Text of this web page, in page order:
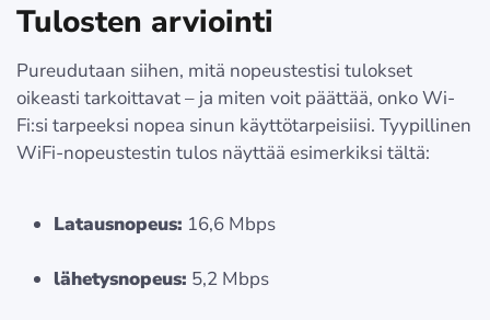
Tulosten arviointi
Pureudutaan siihen, mitä nopeustestisi tulokset
oikeasti tarkoittavat – ja miten voit päättää, onko Wi-
Fi:si tarpeeksi nopea sinun käyttötarpeisiisi. Tyypillinen
WiFi-nopeustestin tulos näyttää esimerkiksi tältä:
Latausnopeus: 16,6 Mbps
lähetysnopeus: 5,2 Mbps